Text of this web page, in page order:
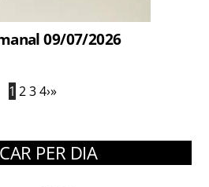
09/07/2026
1 2 3 4›»
PER DIA